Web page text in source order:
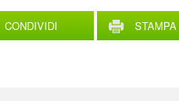
CONDIVIDI